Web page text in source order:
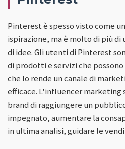
Pinterest è spesso visto come
ispirazione, ma è molto di più
di idee. Gli utenti di Pinterest
di prodotti e servizi che
che lo rende un canale di
efficace. L'influencer marketing
brand di raggiungere un
impegnato, aumentare la
in ultima analisi, guidare le